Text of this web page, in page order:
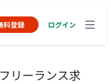
料登録 ログイン
リーランス求